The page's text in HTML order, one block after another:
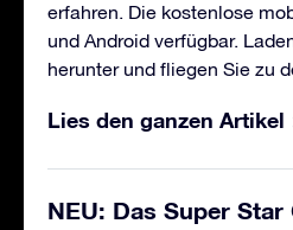
erfahren. Die kostenlose
und Android verfügbar.
herunter und fliegen Sie zu
Lies den ganzen Artikel
NEU: Das Super Star